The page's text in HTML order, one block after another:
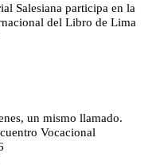
Salesiana participa en la
del Libro de Lima
un mismo llamado.
Vocacional